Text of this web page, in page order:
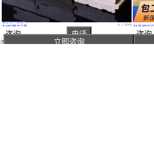
实木羽毛球运动木地板成本 立美羽毛球地板源头 球场地板安装
真实性已核验
￥110.00/平方米 辽宁抚顺
咨询 电话
供应运动木
￥178.00/平
咨询
页 立即咨询